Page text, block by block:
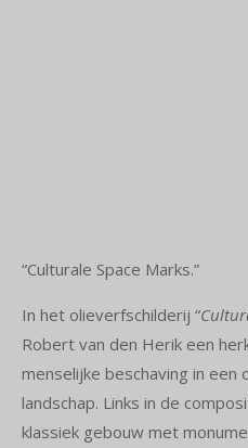
“Culturale Space Marks.”
In het olieverfschilderij “
Robert van den Herik een
menselijke beschaving in
landschap. Links in de
klassiek gebouw met